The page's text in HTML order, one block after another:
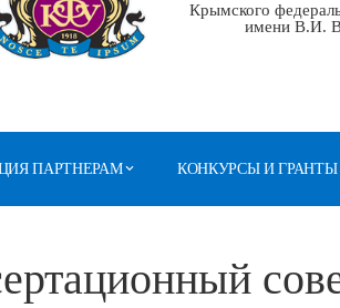
Крымского
имени В.И.
ПАРТНЕРАМ КОНКУРСЫ И ГРАНТЫ